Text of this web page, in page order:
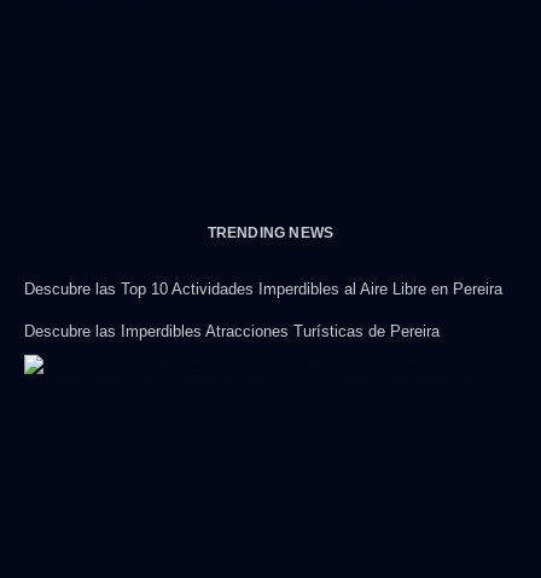
TRENDING NEWS
Descubre las Top 10 Actividades Imperdibles al Aire Libre en Pereira
Descubre las Imperdibles Atracciones Turísticas de Pereira